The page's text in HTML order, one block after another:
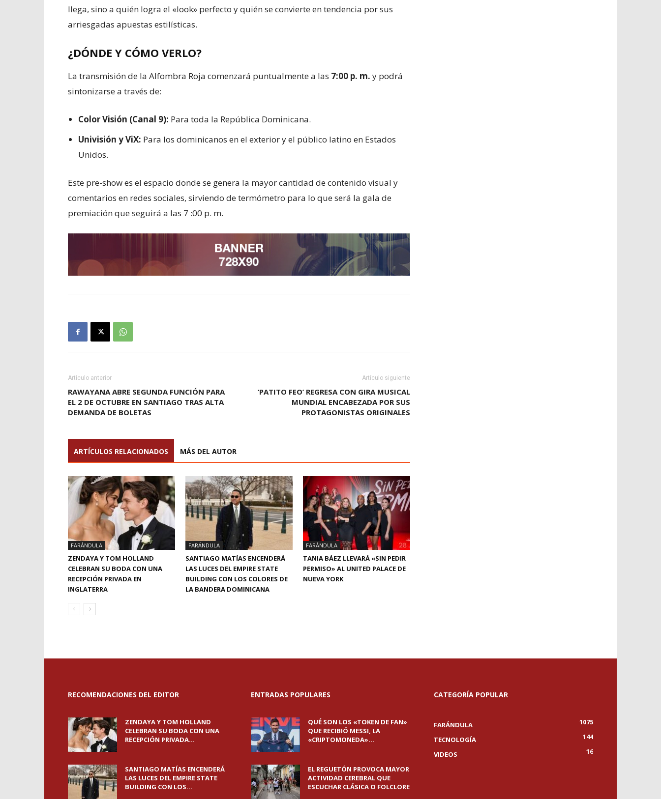
llega, sino a quién logra el «look» perfecto y quién se convierte en tendencia por sus
arriesgadas apuestas estilísticas.
¿DÓNDE Y CÓMO VERLO?
La transmisión de la Alfombra Roja comenzará puntualmente a las 7:00 p. m. y podrá
sintonizarse a través de:
Color Visión (Canal 9): Para toda la República Dominicana.
Univisión y ViX: Para los dominicanos en el exterior y el público latino en Estados
Unidos.
Este pre-show es el espacio donde se genera la mayor cantidad de contenido visual y
comentarios en redes sociales, sirviendo de termómetro para lo que será la gala de
premiación que seguirá a las 7 :00 p. m.
Artículo anterior
RAWAYANA ABRE SEGUNDA FUNCIÓN PARA
EL 2 DE OCTUBRE EN SANTIAGO TRAS ALTA
DEMANDA DE BOLETAS
Artículo siguiente
‘PATITO FEO’ REGRESA CON GIRA MUSICAL
MUNDIAL ENCABEZADA POR SUS
PROTAGONISTAS ORIGINALES
ARTÍCULOS RELACIONADOS MÁS DEL AUTOR
FARÁNDULA
ZENDAYA Y TOM HOLLAND
CELEBRAN SU BODA CON UNA
RECEPCIÓN PRIVADA EN
INGLATERRA
FARÁNDULA
SANTIAGO MATÍAS ENCENDERÁ
LAS LUCES DEL EMPIRE STATE
BUILDING CON LOS COLORES DE
LA BANDERA DOMINICANA
FARÁNDULA
TANIA BÁEZ LLEVARÁ «SIN PEDIR
PERMISO» AL UNITED PALACE DE
NUEVA YORK
RECOMENDACIONES DEL EDITOR
ZENDAYA Y TOM HOLLAND
CELEBRAN SU BODA CON UNA
RECEPCIÓN PRIVADA...
SANTIAGO MATÍAS ENCENDERÁ
LAS LUCES DEL EMPIRE STATE
BUILDING CON LOS...
ENTRADAS POPULARES
QUÉ SON LOS «TOKEN DE FAN»
QUE RECIBIÓ MESSI, LA
«CRIPTOMONEDA»...
EL REGUETÓN PROVOCA MAYOR
ACTIVIDAD CEREBRAL QUE
ESCUCHAR CLÁSICA O FOLCLORE
CATEGORÍA POPULAR
FARÁNDULA
1075
TECNOLOGÍA
144
VIDEOS
16